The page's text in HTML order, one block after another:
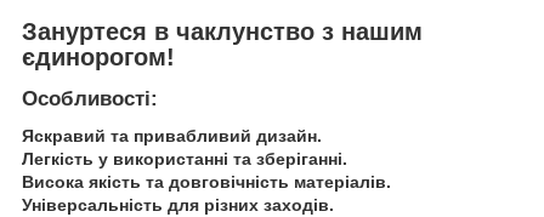
Зануртеся в чаклунство з нашим
єдинорогом!
Особливості:
Яскравий та привабливий дизайн.
Легкість у використанні та зберіганні.
Висока якість та довговічність матеріалів.
Універсальність для різних заходів.